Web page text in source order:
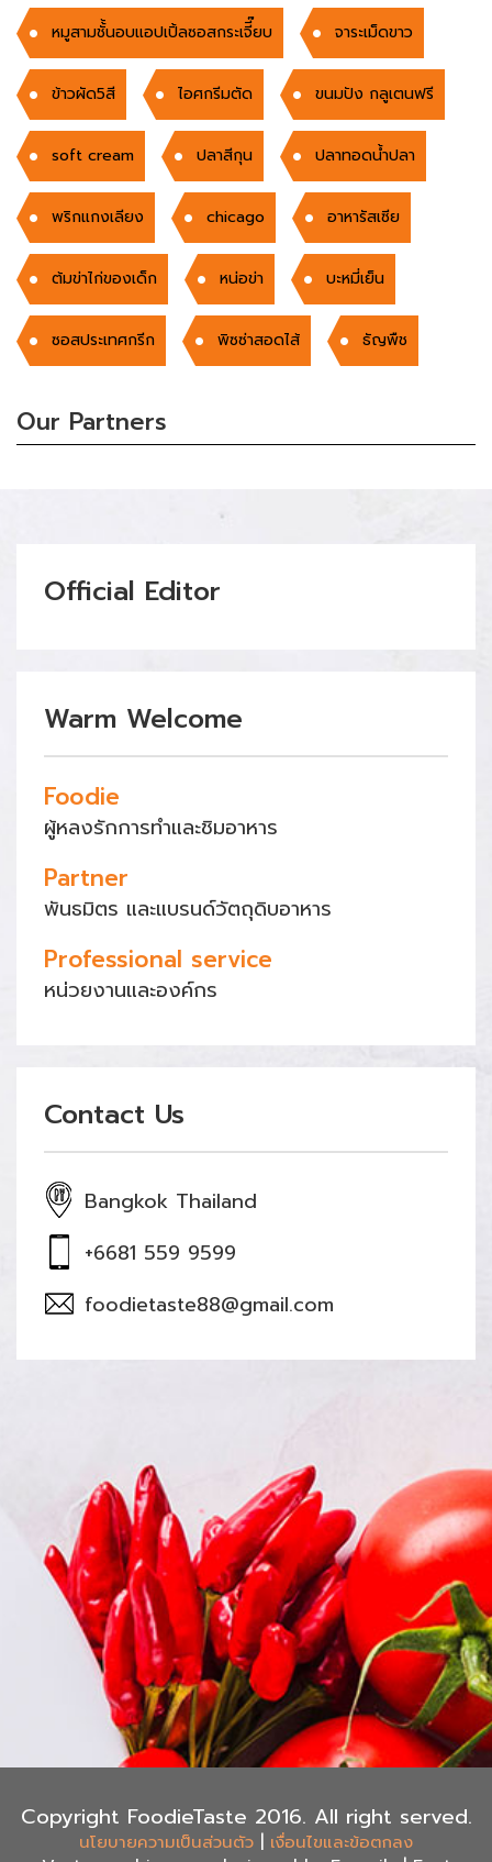
หมูสามชั้้นอบแอปเปิ้ลซอสกระเจีี๊ยบ จาระเม็ดขาว
ข้าวผัด5สี ไอศกรีมตัด ขนมปัง กลูเตนฟรี
soft cream ปลาสีกุน ปลาทอดน้ำปลา
พริกแกงเลียง chicago อาหารัสเซีย
ต้มข่าไก่ของเด็ก หน่อข่า บะหมี่เย็น
ซอสประเทศกรีก พิซซ่าสอดไส้ ธัญพืช
Our Partners
Official Editor
Warm Welcome
Foodie
ผู้หลงรักการทำและชิมอาหาร
Partner
พันธมิตร และแบรนด์วัตถุดิบอาหาร
Professional service
หน่วยงานและองค์กร
Contact Us
Bangkok Thailand
+6681 559 9599
foodietaste88@gmail.com
Copyright FoodieTaste 2016. All right served.
นโยบายความเป็นส่วนตัว | เงื่อนไขและข้อตกลง